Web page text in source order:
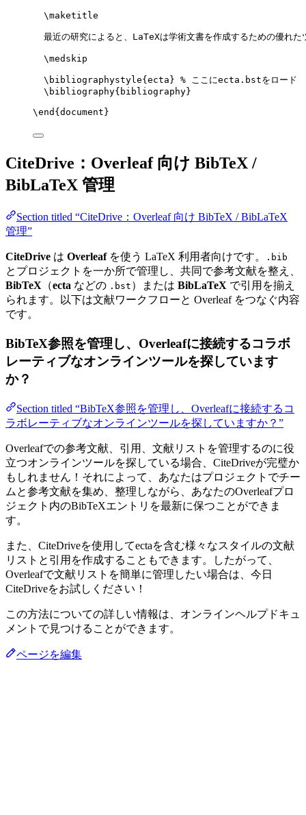
\maketitle
最近の研究によると、LaTeXは学術文書を作成するための優れ
\medskip
\bibliographystyle{ecta} % ここにecta.bstをロード
\bibliography{bibliography}
\end { document }
CiteDrive：Overleaf 向け BibTeX /
BibLaTeX 管理
Section titled “CiteDrive：Overleaf 向け BibTeX / BibLaTeX
管理”
CiteDrive は Overleafを使う LaTeX 利用者向けです。 .bib
とプロジェクトを一か所で管理し、共同で参考文献を整え、
BibTeX （ecta などの .bst ）または BibLaTeX で引用を揃え
られます。以下は文献ワークフローと Overleaf をつなぐ内容
です。
BibTeX参照を管理し、Overleafに接続するコラボ
レーティブなオンラインツールを探しています
か？
Section titled “BibTeX参照を管理し、Overleafに接続するコ
ラボレーティブなオンラインツールを探していますか？”
Overleafでの参考文献、引用、文献リストを管理するのに役
立つオンラインツールを探している場合、CiteDriveが完璧か
もしれません！それによって、あなたはプロジェクトでチー
ムと参考文献を集め、整理しながら、あなたのOverleafプロ
ジェクト内のBibTeXエントリを最新に保つことができま
す。
また、CiteDriveを使用してectaを含む様々なスタイルの文献
リストと引用を作成することもできます。したがって、
Overleafで文献リストを簡単に管理したい場合は、今日
CiteDriveをお試しください！
この方法についての詳しい情報は、オンラインヘルプドキュ
メントで見つけることができます。
ページを編集